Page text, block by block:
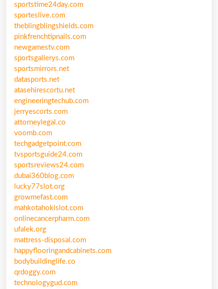
sportstime24day.com
sporteslive.com
theblingblingshields.com
pinkfrenchtipnails.com
newgamestv.com
sportsgallerys.com
sportsmirrors.net
datasports.net
atasehirescortu.net
engineeringtechub.com
jerryescorts.com
attorneylegal.co
voomb.com
techgadgetpoint.com
tvsportsguide24.com
sportsreviews24.com
dubai360blog.com
lucky77slot.org
growmefast.com
mahkotahokislot.com
onlinecancerpharm.com
ufalek.org
mattress-disposal.com
happyflooringandcabinets.com
bodybuildinglife.co
qrdoggy.com
technologygud.com